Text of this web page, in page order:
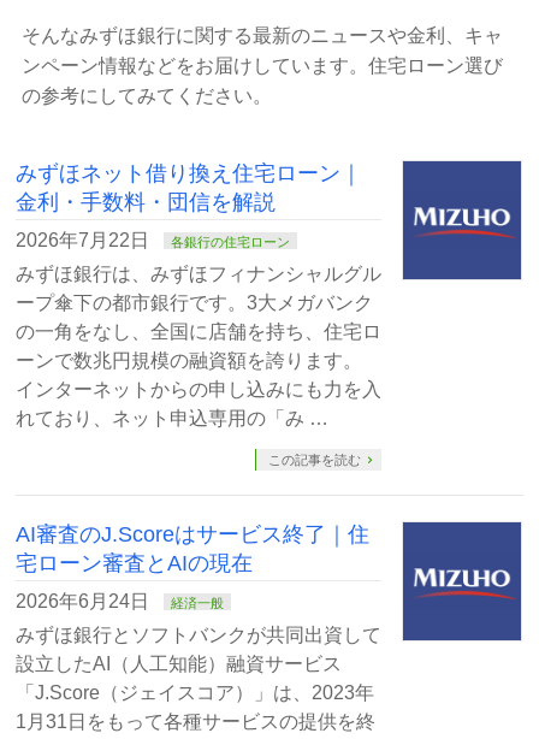
そんなみずほ銀行に関する最新のニュースや金利、キャ
ンペーン情報などをお届けしています。住宅ローン選び
の参考にしてみてください。
みずほネット借り換え住宅ローン｜
金利・手数料・団信を解説
2026年7月22日 各銀行の住宅ローン
みずほ銀行は、みずほフィナンシャルグル
ープ傘下の都市銀行です。3大メガバンク
の一角をなし、全国に店舗を持ち、住宅ロ
ーンで数兆円規模の融資額を誇ります。
インターネットからの申し込みにも力を入
れており、ネット申込専用の「み …
この記事を読む
AI審査のJ.Scoreはサービス終了｜住
宅ローン審査とAIの現在
2026年6月24日 経済一般
みずほ銀行とソフトバンクが共同出資して
設立したAI（人工知能）融資サービス
「J.Score（ジェイスコア）」は、2023年
1月31日をもって各種サービスの提供を終